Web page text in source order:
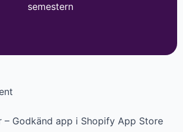
semestern
– Godkänd app i Shopify App Store